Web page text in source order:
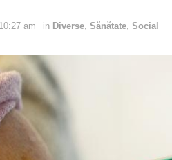
am in Diverse Sănătate Social